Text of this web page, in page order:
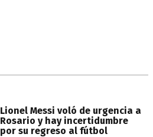
Lionel Messi voló de urgencia a
Rosario y hay incertidumbre
por su regreso al fútbol